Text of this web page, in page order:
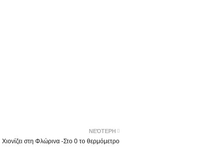
ΝΕΌΤΕΡΗ
Χιονίζει στη Φλώρινα -Στο 0 το θερμόμετρο